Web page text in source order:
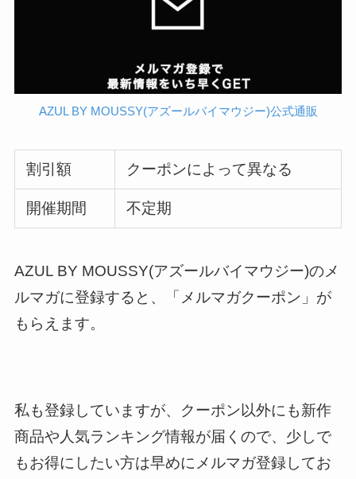
AZUL BY MOUSSY(アズールバイマウジー)公式通販
割引額 クーポンによって異なる
開催期間 不定期
AZUL BY MOUSSY(アズールバイマウジー)のメ
ルマガに登録すると、「メルマガクーポン」が
もらえます。
私も登録していますが、クーポン以外にも新作
商品や人気ランキング情報が届くので、少しで
もお得にしたい方は早めにメルマガ登録してお